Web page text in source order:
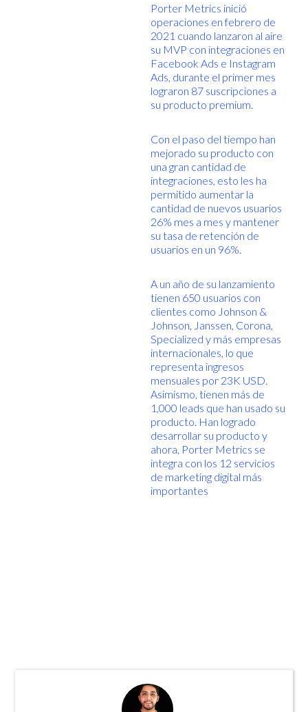
Porter Metrics inició
operaciones en febrero de
2021 cuando lanzaron al aire
su MVP con integraciones en
Facebook Ads e Instagram
Ads, durante el primer mes
lograron 87 suscripciones a
su producto premium.
Con el paso del tiempo han
mejorado su producto con
una gran cantidad de
integraciones, esto les ha
permitido aumentar la
cantidad de nuevos usuarios
26% mes a mes y mantener
su tasa de retención de
usuarios en un 96%.
A un año de su lanzamiento
tienen 650 usuarios con
clientes como Johnson &
Johnson, Janssen, Corona,
Specialized y más empresas
internacionales, lo que
representa ingresos
mensuales por 23K USD.
Asimismo, tienen más de
1,000 leads que han usado su
producto. Han logrado
desarrollar su producto y
ahora, Porter Metrics se
integra con los 12 servicios
de marketing digital más
importantes